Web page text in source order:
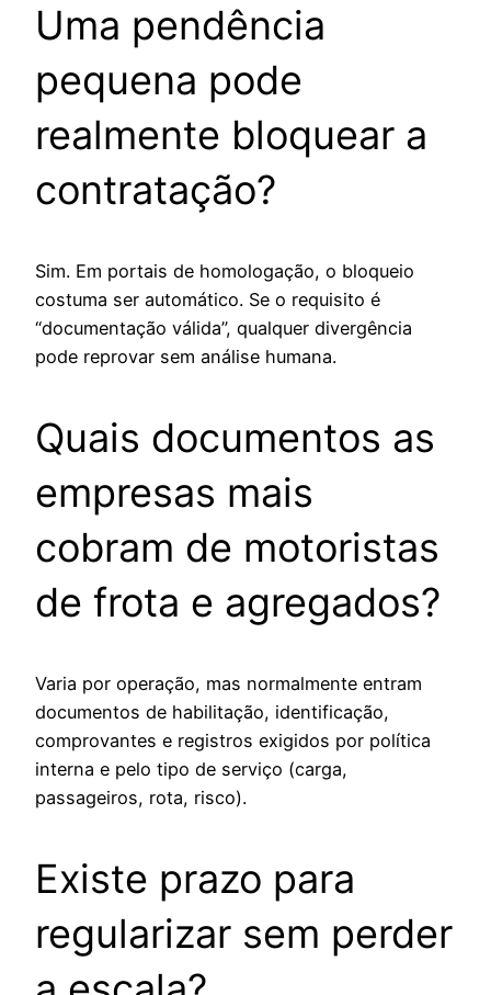
Uma pendência
pequena pode
realmente bloquear a
contratação?
Sim. Em portais de homologação, o bloqueio
costuma ser automático. Se o requisito é
“documentação válida”, qualquer divergência
pode reprovar sem análise humana.
Quais documentos as
empresas mais
cobram de motoristas
de frota e agregados?
Varia por operação, mas normalmente entram
documentos de habilitação, identificação,
comprovantes e registros exigidos por política
interna e pelo tipo de serviço (carga,
passageiros, rota, risco).
Existe prazo para
regularizar sem perder